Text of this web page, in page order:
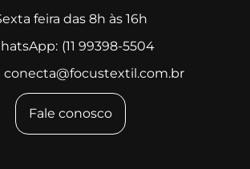
feira das 8h às 16h
(11 99398-5504
conecta@focustextil.com.br
Fale conosco